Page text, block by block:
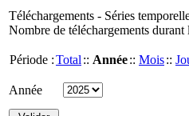
Téléchargements - Séries
Nombre de téléchargements durant
Période :Total :: Année:: Mois::
Année